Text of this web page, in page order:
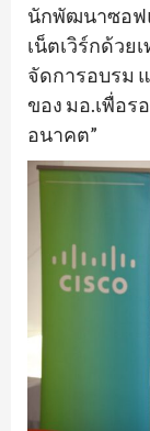
นักพัฒนาซอฟ
เน็ตเวิร์กด้วย
จัดการอบรม
ของ มอ.เพื่อ
อนาคต”